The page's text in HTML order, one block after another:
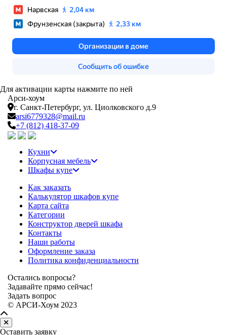
Для активации карты нажмите по ней
Арси-хоум
г. Санкт-Петербург, ул. Циолковского д.9
arsi6779328@mail.ru
+7 (812) 418-37-09
Кухни
Корпусная мебель
Шкафы купе
Как заказать
Калькулятор шкафов купе
Карта сайта
Категории
Конструктор дверей шкафа
Контакты
Наши работы
Оформление заказа
Политика конфиденциальности
Остались вопросы?
Задавайте прямо сейчас!
Задать вопрос
© АРСИ-Хоум 2023
Оставить заявку